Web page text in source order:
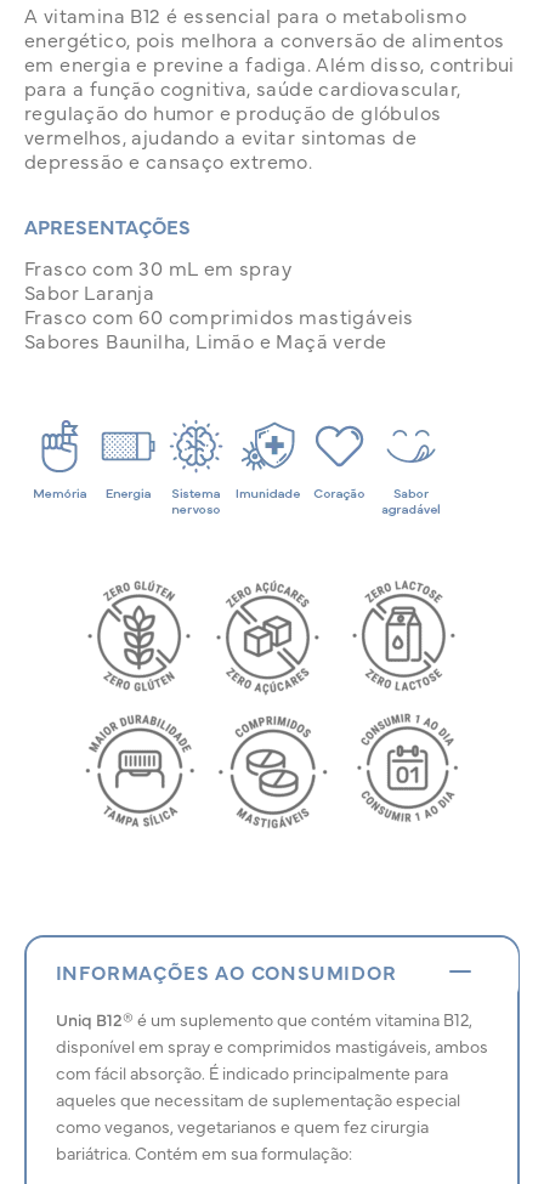
A vitamina B12 é essencial para o metabolismo
energético, pois melhora a conversão de alimentos
em energia e previne a fadiga.Além disso, contribui
para a função cognitiva, saúde cardiovascular,
regulação do humor e produção de glóbulos
vermelhos, ajudando a evitar sintomas de
depressão e cansaço extremo.
APRESENTAÇÕES
Frasco com 30 mL em spray
Sabor Laranja
Frasco com 60 comprimidos mastigáveis
Sabores Baunilha, Limão e Maçã verde
INFORMAÇÕES AO CONSUMIDOR
Uniq B12® é um suplemento que contém vitamina B12,
disponível em spray e comprimidos mastigáveis, ambos
com fácil absorção. É indicado principalmente para
aqueles que necessitam de suplementação especial
como veganos, vegetarianos e quem fez cirurgia
bariátrica. Contém em sua formulação: